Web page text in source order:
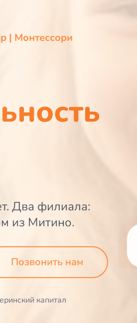
| Монтессори
Два филиала:
из Митино.
Позвонить нам
капитал